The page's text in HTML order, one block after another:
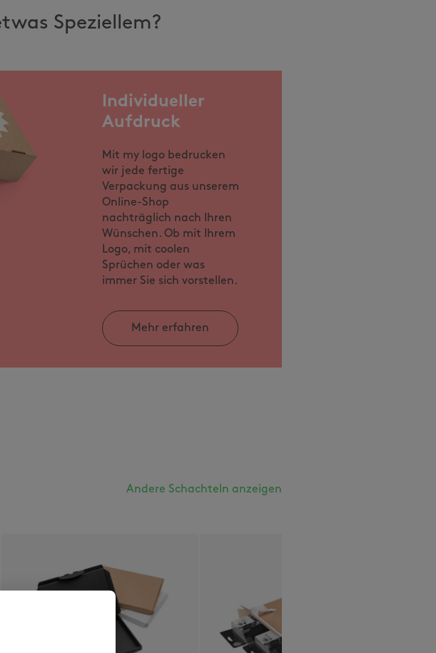
Speziellem?
Individueller
Aufdruck
Mit my logo bedrucken
wir jede fertige
Verpackung aus unserem
Online-Shop
nachträglich nach Ihren
Wünschen. Ob mit Ihrem
Logo, mit coolen
Sprüchen oder was
immer Sie sich vorstellen.
Mehr erfahren
Andere Schachteln anzeigen